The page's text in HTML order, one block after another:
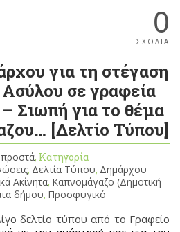
0
ΣΧΟΛΙΑ
για τη στέγαση
σε γραφεία
Σιωπή για το θέμα
[Δελτίο Τύπου]
, Κατηγορία
, Δελτία Τύπου, Δημάρχου
Ακίνητα, Καπνομάγαζο (Δημοτική
δήμου, Προσφυγικό
δελτίο τύπου από το Γραφείο